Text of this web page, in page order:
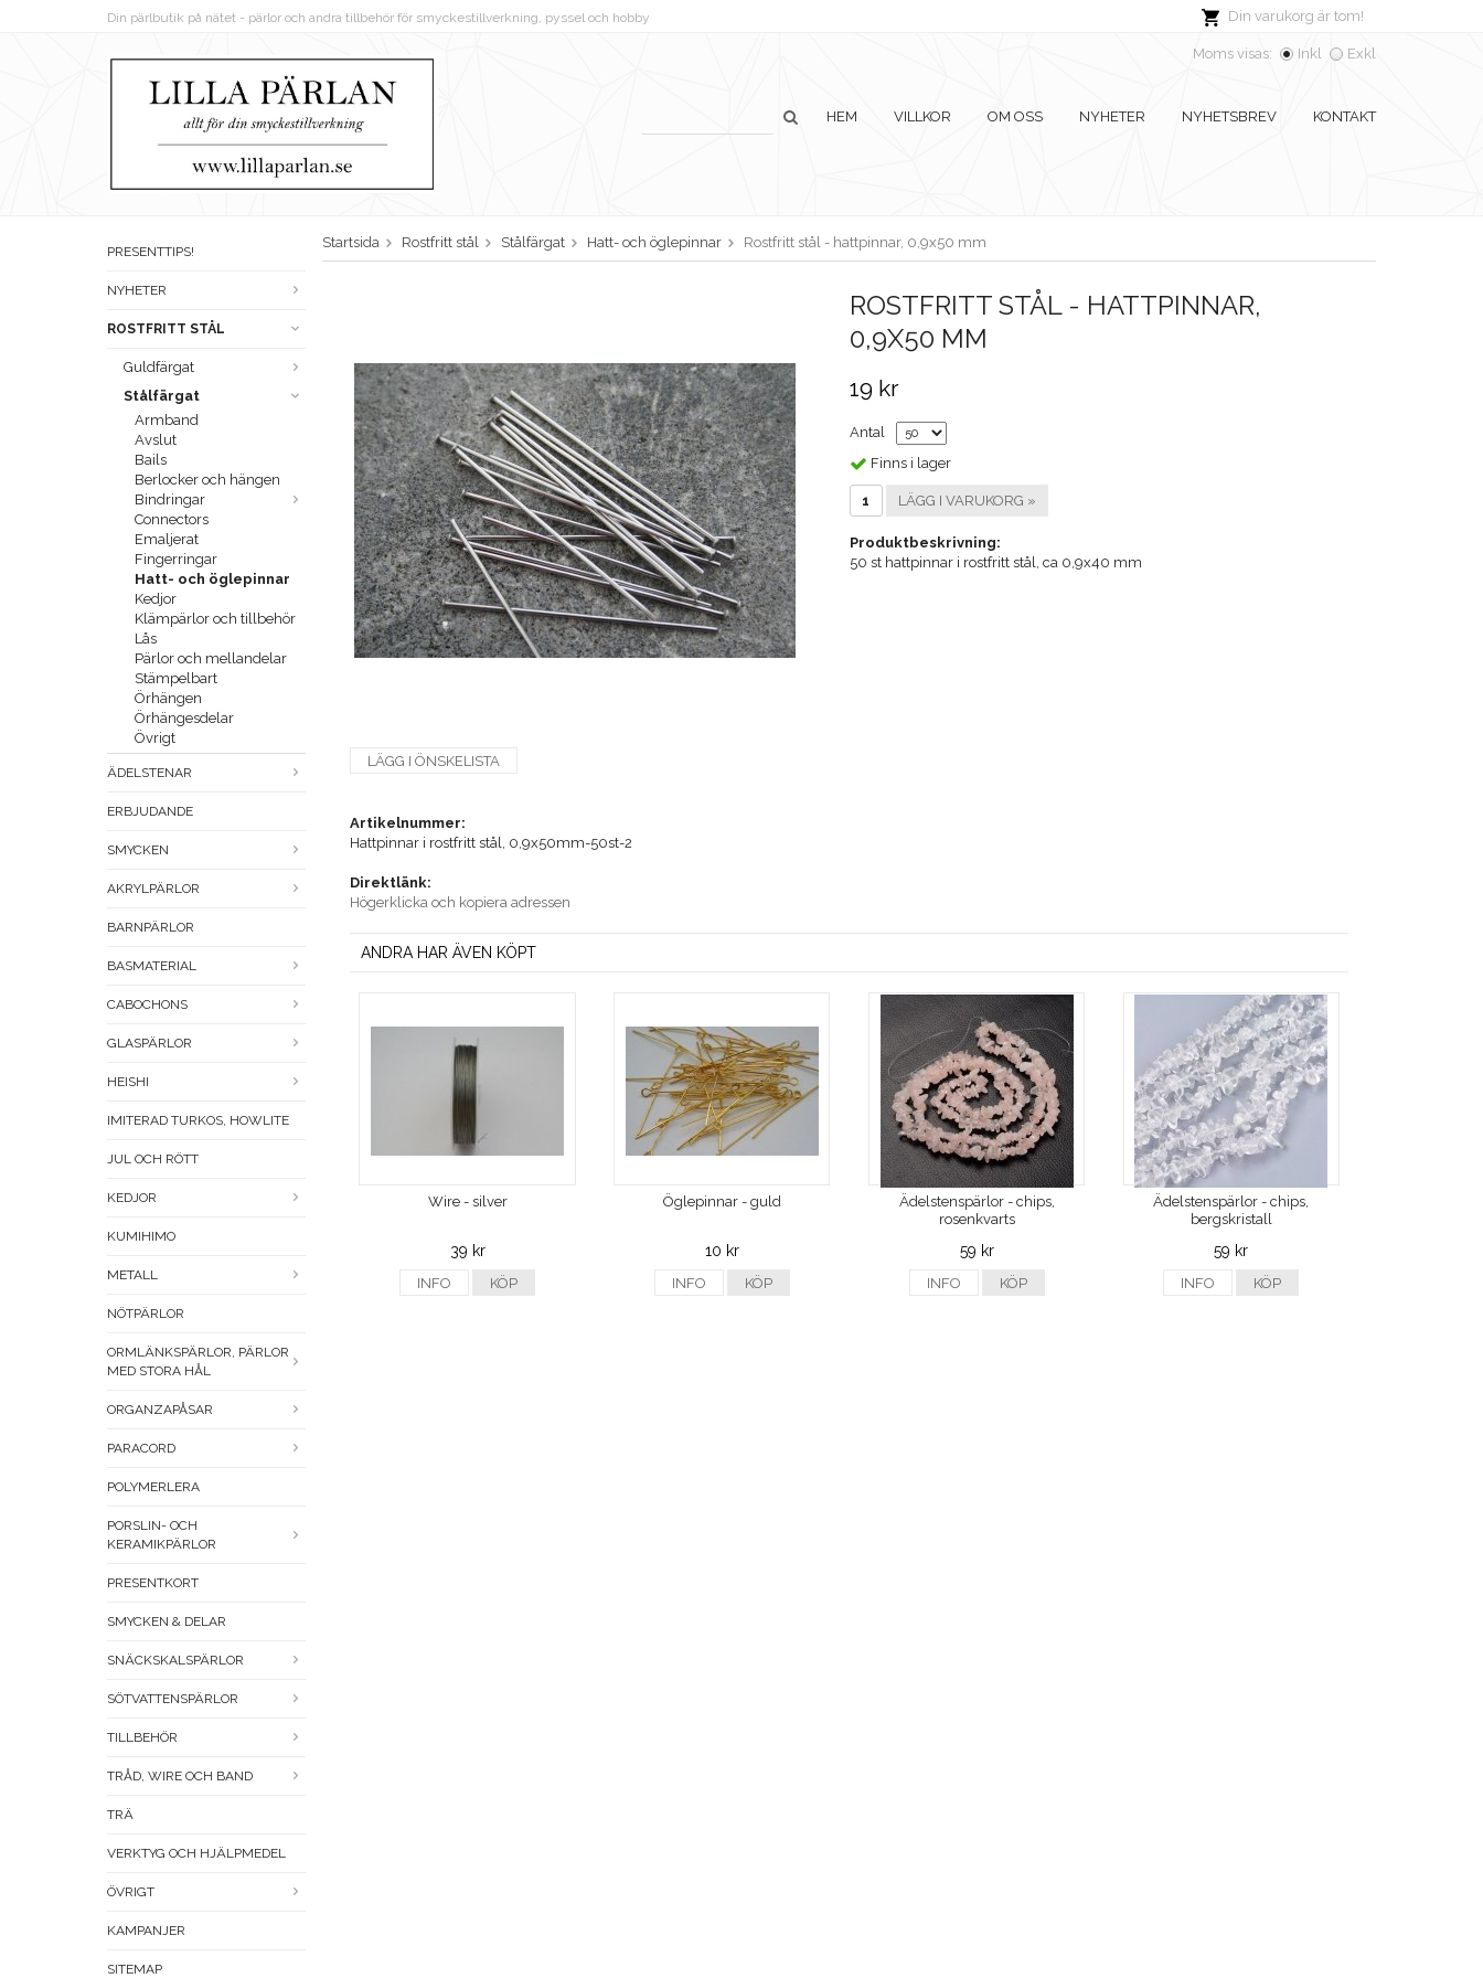
Din varukorg är tom!
Din pärlbutik på nätet - pärlor och andra tillbehör för smyckestillverkning, pyssel och hobby
Moms visas: Inkl Exkl
HEM VILLKOR OM OSS NYHETER NYHETSBREV KONTAKT
PRESENTTIPS!
NYHETER
ROSTFRITT STÅL
Guldfärgat
Stålfärgat
Armband
Avslut
Bails
Berlocker och hängen
Bindringar
Connectors
Emaljerat
Fingerringar
Hatt- och öglepinnar
Kedjor
Klämpärlor och tillbehör
Lås
Pärlor och mellandelar
Stämpelbart
Örhängen
Örhängesdelar
Övrigt
ÄDELSTENAR
ERBJUDANDE
SMYCKEN
AKRYLPÄRLOR
BARNPÄRLOR
BASMATERIAL
CABOCHONS
GLASPÄRLOR
HEISHI
IMITERAD TURKOS, HOWLITE
JUL OCH RÖTT
KEDJOR
KUMIHIMO
METALL
NÖTPÄRLOR
ORMLÄNKSPÄRLOR, PÄRLOR
MED STORA HÅL
ORGANZAPÅSAR
PARACORD
POLYMERLERA
PORSLIN- OCH
KERAMIKPÄRLOR
PRESENTKORT
SMYCKEN & DELAR
SNÄCKSKALSPÄRLOR
SÖTVATTENSPÄRLOR
TILLBEHÖR
TRÅD, WIRE OCH BAND
TRÄ
VERKTYG OCH HJÄLPMEDEL
ÖVRIGT
KAMPANJER
SITEMAP
Startsida Rostfritt stål Stålfärgat Hatt- och öglepinnar Rostfritt stål - hattpinnar, 0,9x50 mm
ROSTFRITT STÅL - HATTPINNAR,
0,9X50 MM
19 kr
Antal
Finns i lager
LÄGG I VARUKORG »
Produktbeskrivning:
50 st hattpinnar i rostfritt stål, ca 0,9x40 mm
LÄGG I ÖNSKELISTA
Artikelnummer:
Hattpinnar i rostfritt stål, 0,9x50mm-50st-2
Direktlänk:
Högerklicka och kopiera adressen
ANDRA HAR ÄVEN KÖPT
Wire - silver
39 kr
INFO KÖP
Öglepinnar - guld
10 kr
INFO KÖP
Ädelstenspärlor - chips,
rosenkvarts
59 kr
INFO KÖP
Ädelstenspärlor - chips,
bergskristall
59 kr
INFO KÖP